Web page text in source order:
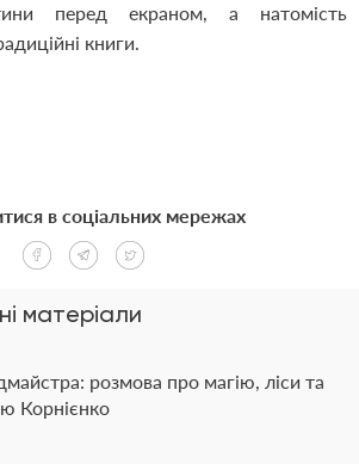
перед екраном, а натомість
книги.
матеріали
розмова про магію, ліси та
Корнієнко
в соціальних мережах